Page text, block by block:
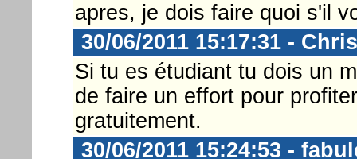
apres, je dois faire quoi s'il
30/06/2011 15:17:31 -
Si tu es étudiant tu dois un
de faire un effort pour
gratuitement.
30/06/2011 15:24:53 -